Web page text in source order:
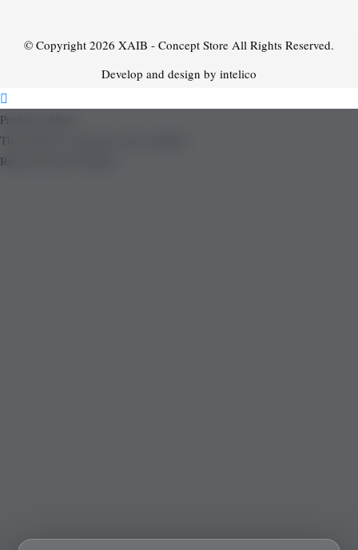
© Copyright 2026 XAIB - Concept Store All Rights Reserved.
Develop and design by intelico
Product added!
The product is already in the wishlist!
Removed from Wishlist